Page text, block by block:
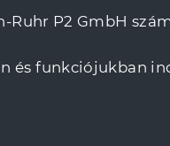
Ruhr P2 GmbH
és funkciójukban